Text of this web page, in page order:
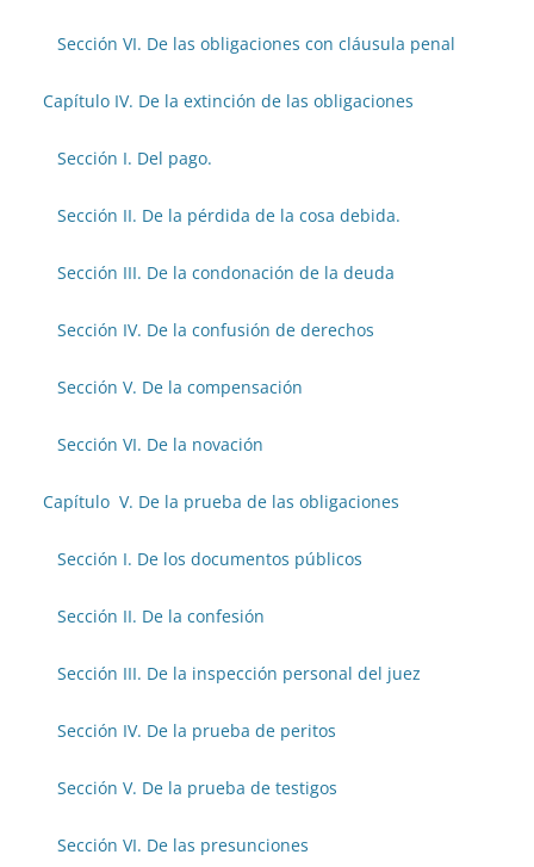
Sección VI. De las obligaciones con cláusula penal
Capítulo IV. De la extinción de las obligaciones
Sección I. Del pago.
Sección II. De la pérdida de la cosa debida.
Sección III. De la condonación de la deuda
Sección IV. De la confusión de derechos
Sección V. De la compensación
Sección VI. De la novación
Capítulo V. De la prueba de las obligaciones
Sección I. De los documentos públicos
Sección II. De la confesión
Sección III. De la inspección personal del juez
Sección IV. De la prueba de peritos
Sección V. De la prueba de testigos
Sección VI. De las presunciones